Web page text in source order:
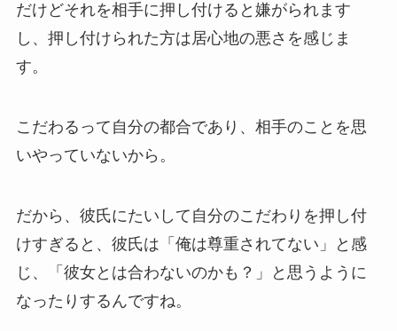
だけどそれを相手に押し付けると嫌がられます
し、押し付けられた方は居心地の悪さを感じま
す。
こだわるって自分の都合であり、相手のことを思
いやっていないから。
だから、彼氏にたいして自分のこだわりを押し付
けすぎると、彼氏は「俺は尊重されてない」と感
じ、「彼女とは合わないのかも？」と思うように
なったりするんですね。